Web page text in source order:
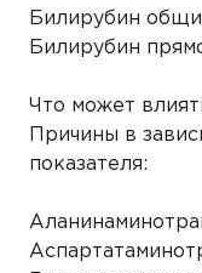
Билирубин
Билирубин
Что может
Причины в
показателя: